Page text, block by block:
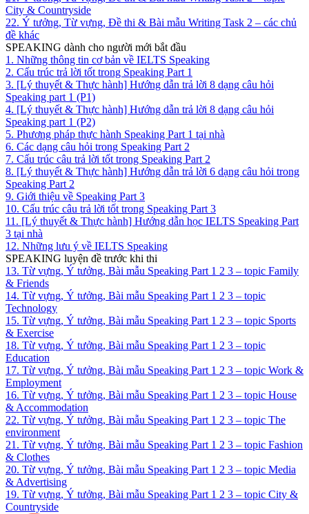
City & Countryside
22. Ý tưởng, Từ vựng, Đề thi & Bài mẫu Writing Task 2 – các chủ
đề khác
SPEAKING dành cho người mới bắt đầu
1. Những thông tin cơ bản về IELTS Speaking
2. Cấu trúc trả lời tốt trong Speaking Part 1
3. [Lý thuyết & Thực hành] Hướng dẫn trả lời 8 dạng câu hỏi
Speaking part 1 (P1)
4. [Lý thuyết & Thực hành] Hướng dẫn trả lời 8 dạng câu hỏi
Speaking part 1 (P2)
5. Phương pháp thực hành Speaking Part 1 tại nhà
6. Các dạng câu hỏi trong Speaking Part 2
7. Cấu trúc câu trả lời tốt trong Speaking Part 2
8. [Lý thuyết & Thực hành] Hướng dẫn trả lời 6 dạng câu hỏi trong
Speaking Part 2
9. Giới thiệu về Speaking Part 3
10. Cấu trúc câu trả lời tốt trong Speaking Part 3
11. [Lý thuyết & Thực hành] Hướng dẫn học IELTS Speaking Part
3 tại nhà
12. Những lưu ý về IELTS Speaking
SPEAKING luyện đề trước khi thi
13. Từ vựng, Ý tưởng, Bài mẫu Speaking Part 1 2 3 – topic Family
& Friends
14. Từ vựng, Ý tưởng, Bài mẫu Speaking Part 1 2 3 – topic
Technology
15. Từ vựng, Ý tưởng, Bài mẫu Speaking Part 1 2 3 – topic Sports
& Exercise
18. Từ vựng, Ý tưởng, Bài mẫu Speaking Part 1 2 3 – topic
Education
17. Từ vựng, Ý tưởng, Bài mẫu Speaking Part 1 2 3 – topic Work &
Employment
16. Từ vựng, Ý tưởng, Bài mẫu Speaking Part 1 2 3 – topic House
& Accommodation
22. Từ vựng, Ý tưởng, Bài mẫu Speaking Part 1 2 3 – topic The
environment
21. Từ vựng, Ý tưởng, Bài mẫu Speaking Part 1 2 3 – topic Fashion
& Clothes
20. Từ vựng, Ý tưởng, Bài mẫu Speaking Part 1 2 3 – topic Media
& Advertising
19. Từ vựng, Ý tưởng, Bài mẫu Speaking Part 1 2 3 – topic City &
Countryside